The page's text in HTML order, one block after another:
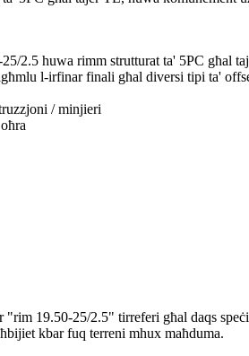
25/2.5 huwa rimm strutturat ta' 5PC għal
l-irfinar finali għal diversi tipi ta'
/ minjieri
"rim 19.50-25/2.5" tirreferi għal daqs
kbar fuq terreni mhux maħduma.